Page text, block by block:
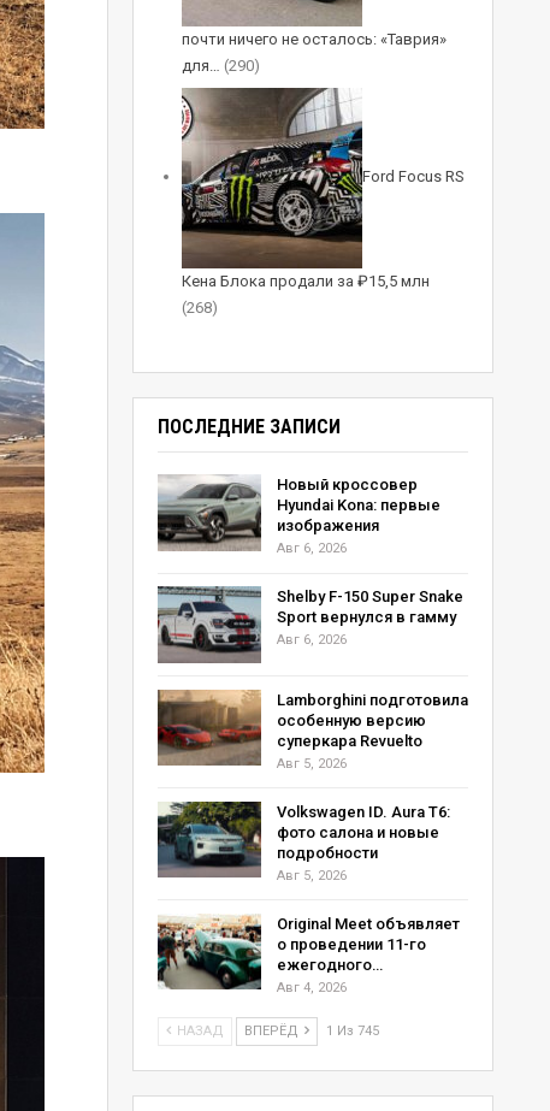
почти ничего не осталось: «Таврия»
для… (290)
Ford Focus RS
Кена Блока продали за ₽15,5 млн
(268)
ПОСЛЕДНИЕ ЗАПИСИ
Новый кроссовер
Hyundai Kona: первые
изображения
Авг 6, 2026
Shelby F-150 Super Snake
Sport вернулся в гамму
Авг 6, 2026
Lamborghini подготовила
особенную версию
суперкара Revuelto
Авг 5, 2026
Volkswagen ID. Aura T6:
фото салона и новые
подробности
Авг 5, 2026
Original Meet объявляет
о проведении 11-го
ежегодного…
Авг 4, 2026
НАЗАД ВПЕРЁД 1 Из 745